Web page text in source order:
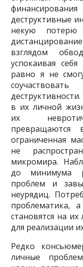
деструктивные
некую потерю
взглядом
успокаивая
равно я не
в их личной
их
ограниченная
не
микромира.
до минимума
проблем и
неурядиц.
проблематика,
становятся на
для реализации
Редко
личные